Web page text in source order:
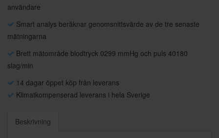
användare
Smart analys beräknar genomsnittsvärde av de tre senaste
mätningarna
Brett mätområde blodtryck 0299 mmHg och puls 40180
slag/min
14 dagar öppet köp från leverans
Klimatkompenserad leverans i hela Sverige
Beskrivning